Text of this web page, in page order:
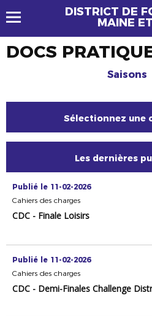
DISTRICT DE
MAINE
DOCS
Saisons
Sélectionnez une
Les dernières
Publié le 11-02-2026
Cahiers des charges
CDC - Finale Loisirs
Publié le 11-02-2026
Cahiers des charges
CDC - Demi-Finales Challenge